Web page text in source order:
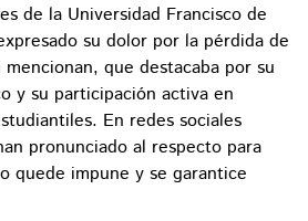
de la Universidad Francisco de
su dolor por la pérdida de
que destacaba por su
y su participación activa en
En redes sociales
pronunciado al respecto para
quede impune y se garantice